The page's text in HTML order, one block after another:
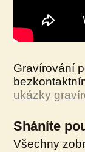
Gravírování
ukázky
Sháníte
Všechny